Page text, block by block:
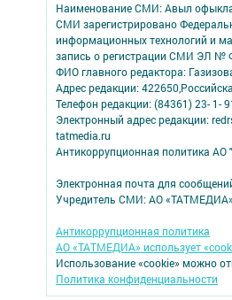
Наименование СМИ: Авыл
СМИ зарегистрировано
информационных технологий и
запись о регистрации СМИ ЭЛ №
ФИО главного редактора:
Адрес редакции:
Телефон редакции: (84361) 23- 1-
Электронный адрес редакции:
tatmedia.ru
Антикоррупционная политика
Электронная почта для
Учредитель СМИ: АО
Антикоррупционная политика
АО «ТАТМЕДИА» использует
Использование «cookie» можно
Политика конфиденциальности